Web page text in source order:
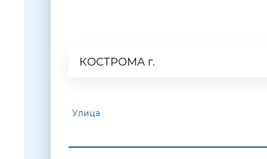
Населенный пункт
КОСТРОМА г.
Улица